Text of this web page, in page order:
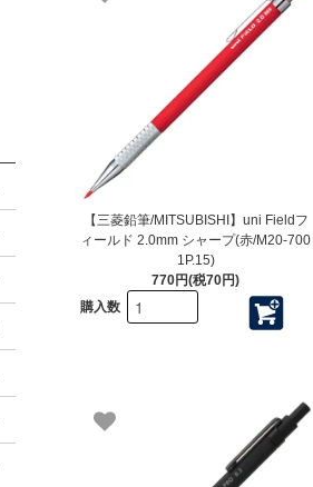
【三菱鉛筆/MITSUBISHI】uni Fieldフ
ィールド 2.0mm シャープ(赤/M20-700
1P.15)
770円(税70円)
購入数